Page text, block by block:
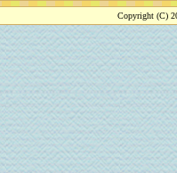
Copyright (C)